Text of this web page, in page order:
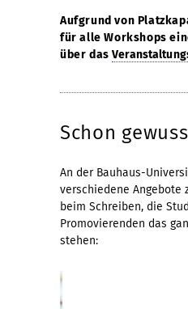
Aufgrund von
für alle Workshops
über das
Schon
An der Bauhaus-
verschiedene Angebote
beim Schreiben, die
Promovierenden das
stehen: